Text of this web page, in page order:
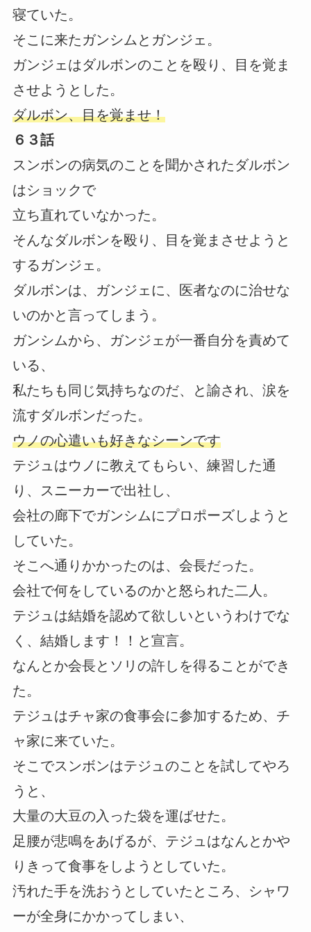
寝ていた。
そこに来たガンシムとガンジェ。
ガンジェはダルボンのことを殴り、目を覚ま
させようとした。
ダルボン、目を覚ませ！
６３話
スンボンの病気のことを聞かされたダルボン
はショックで
立ち直れていなかった。
そんなダルボンを殴り、目を覚まさせようと
するガンジェ。
ダルボンは、ガンジェに、医者なのに治せな
いのかと言ってしまう。
ガンシムから、ガンジェが一番自分を責めて
いる、
私たちも同じ気持ちなのだ、と諭され、涙を
流すダルボンだった。
ウノの心遣いも好きなシーンです
テジュはウノに教えてもらい、練習した通
り、スニーカーで出社し、
会社の廊下でガンシムにプロポーズしようと
していた。
そこへ通りかかったのは、会長だった。
会社で何をしているのかと怒られた二人。
テジュは結婚を認めて欲しいというわけでな
く、結婚します！！と宣言。
なんとか会長とソリの許しを得ることができ
た。
テジュはチャ家の食事会に参加するため、チ
ャ家に来ていた。
そこでスンボンはテジュのことを試してやろ
うと、
大量の大豆の入った袋を運ばせた。
足腰が悲鳴をあげるが、テジュはなんとかや
りきって食事をしようとしていた。
汚れた手を洗おうとしていたところ、シャワ
ーが全身にかかってしまい、